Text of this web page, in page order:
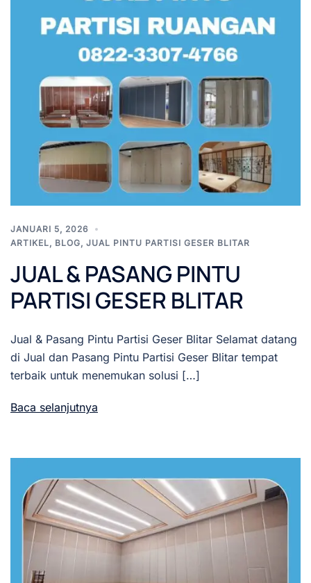
JANUARI 5, 2026
ARTIKEL, BLOG, JUAL PINTU PARTISI GESER BLITAR
JUAL & PASANG PINTU
PARTISI GESER BLITAR
Jual & Pasang Pintu Partisi Geser Blitar Selamat datang
di Jual dan Pasang Pintu Partisi Geser Blitar tempat
terbaik untuk menemukan solusi […]
Baca selanjutnya